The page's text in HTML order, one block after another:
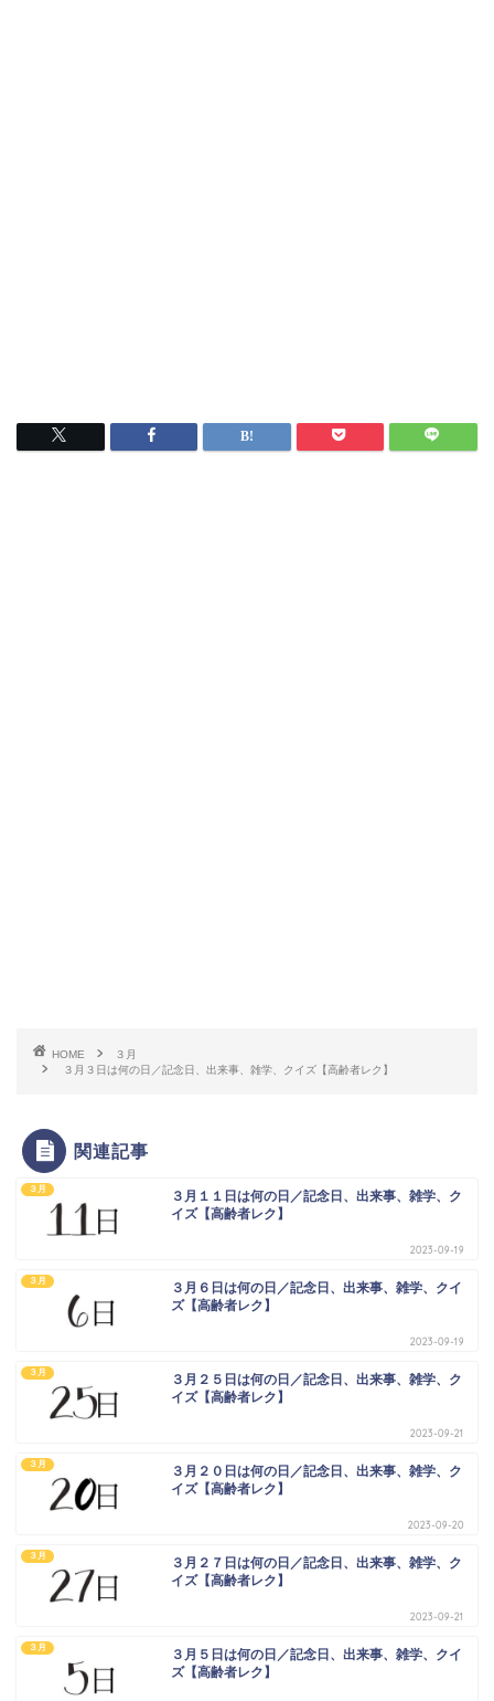
HOME
３月
３月３日は何の日／記念日、出来事、雑学、クイズ【高齢者レク】
関連記事
３月
３月１１日は何の日／記念日、出来事、雑学、ク
イズ【高齢者レク】
2023-09-19
３月
３月６日は何の日／記念日、出来事、雑学、クイ
ズ【高齢者レク】
2023-09-19
３月
３月２５日は何の日／記念日、出来事、雑学、ク
イズ【高齢者レク】
2023-09-21
３月
３月２０日は何の日／記念日、出来事、雑学、ク
イズ【高齢者レク】
2023-09-20
３月
３月２７日は何の日／記念日、出来事、雑学、ク
イズ【高齢者レク】
2023-09-21
３月
３月５日は何の日／記念日、出来事、雑学、クイ
ズ【高齢者レク】